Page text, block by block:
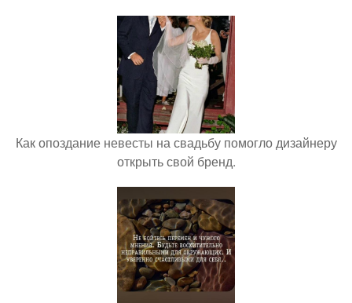
Как опоздание невесты на свадьбу помогло дизайнеру
открыть свой бренд.